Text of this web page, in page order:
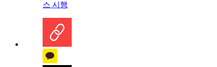
스 시행